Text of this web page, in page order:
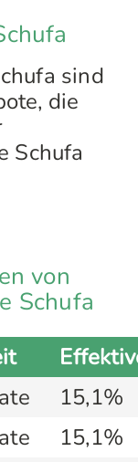
sind
die
Schufa
von
Schufa
15,1%
15,1%